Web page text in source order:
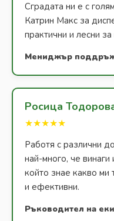
Сградата ни е с
Катрин Макс за
практични и лесни
Мениджър
Росица
★★★★★
Работя с различни
най-много, че винаги
който знае какво ми
и ефективни.
Ръководител на